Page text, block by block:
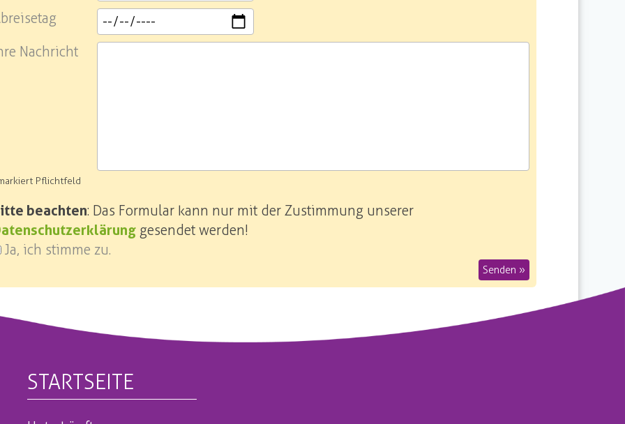
Nachricht
Pflichtfeld
beachten: Das Formular kann nur mit der Zustimmung unserer
gesendet werden!
Ja, ich stimme zu.
Senden »
STARTSEITE